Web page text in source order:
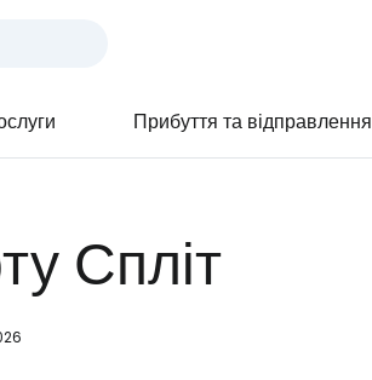
Прибуття та відправлення
Спліт